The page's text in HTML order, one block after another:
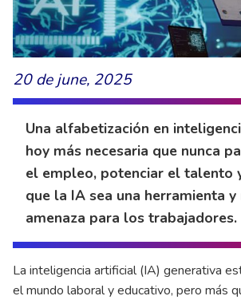
20 de june, 2025
Una alfabetización en
hoy más necesaria que nunca
el empleo, potenciar el talento
que la IA sea una herramienta y
amenaza para los trabajadores.
La inteligencia artificial (IA) generativa
el mundo laboral y educativo, pero más